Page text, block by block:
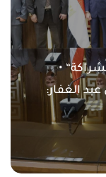
• “جمبلاط”: نعزز التصنيع المحلي بشراكة
الغفار: